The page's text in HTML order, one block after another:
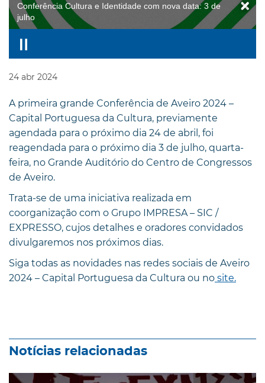
Conferência Cultura e Identidade com nova data: 3 de
julho
24 abr 2024
A primeira grande Conferência de Aveiro 2024 –
Capital Portuguesa da Cultura, previamente
agendada para o próximo dia 24 de abril, foi
reagendada para o próximo dia 3 de julho, quarta-
feira, no Grande Auditório do Centro de Congressos
de Aveiro.
Trata-se de uma iniciativa realizada em
coorganização com o Grupo IMPRESA – SIC /
EXPRESSO, cujos detalhes e oradores convidados
divulgaremos nos próximos dias.
Siga todas as novidades nas redes sociais de Aveiro
2024 – Capital Portuguesa da Cultura ou no site.
Notícias relacionadas